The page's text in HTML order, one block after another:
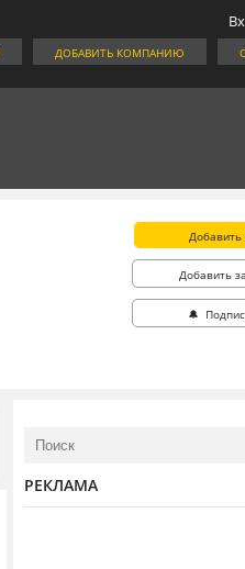
ДОБАВИТЬ КОМПАНИЮ
Добавить
Добавить
🔔
РЕКЛАМА